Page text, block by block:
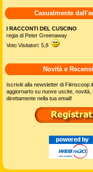
Casualmente
I RACCONTI DEL CUSCINO
regia di Peter Greenaway
Voto Visitatori: 5,8
Novità e
Iscriviti alla newsletter di
aggiornarto su nuove uscite, novità,
direttamente nella tua email!